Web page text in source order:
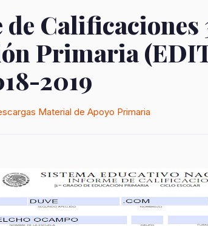
Calificaciones
Primaria
2019
Material de Apoyo Primaria